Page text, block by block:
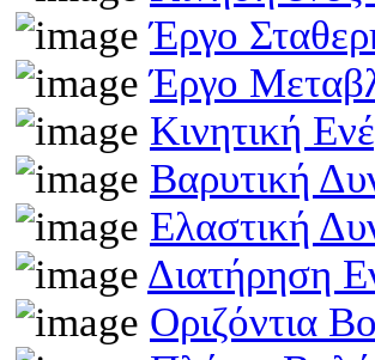
Έργο
Έργο
Κινητική
Βαρυτική
Ελαστική
Διατήρηση
Οριζόντια